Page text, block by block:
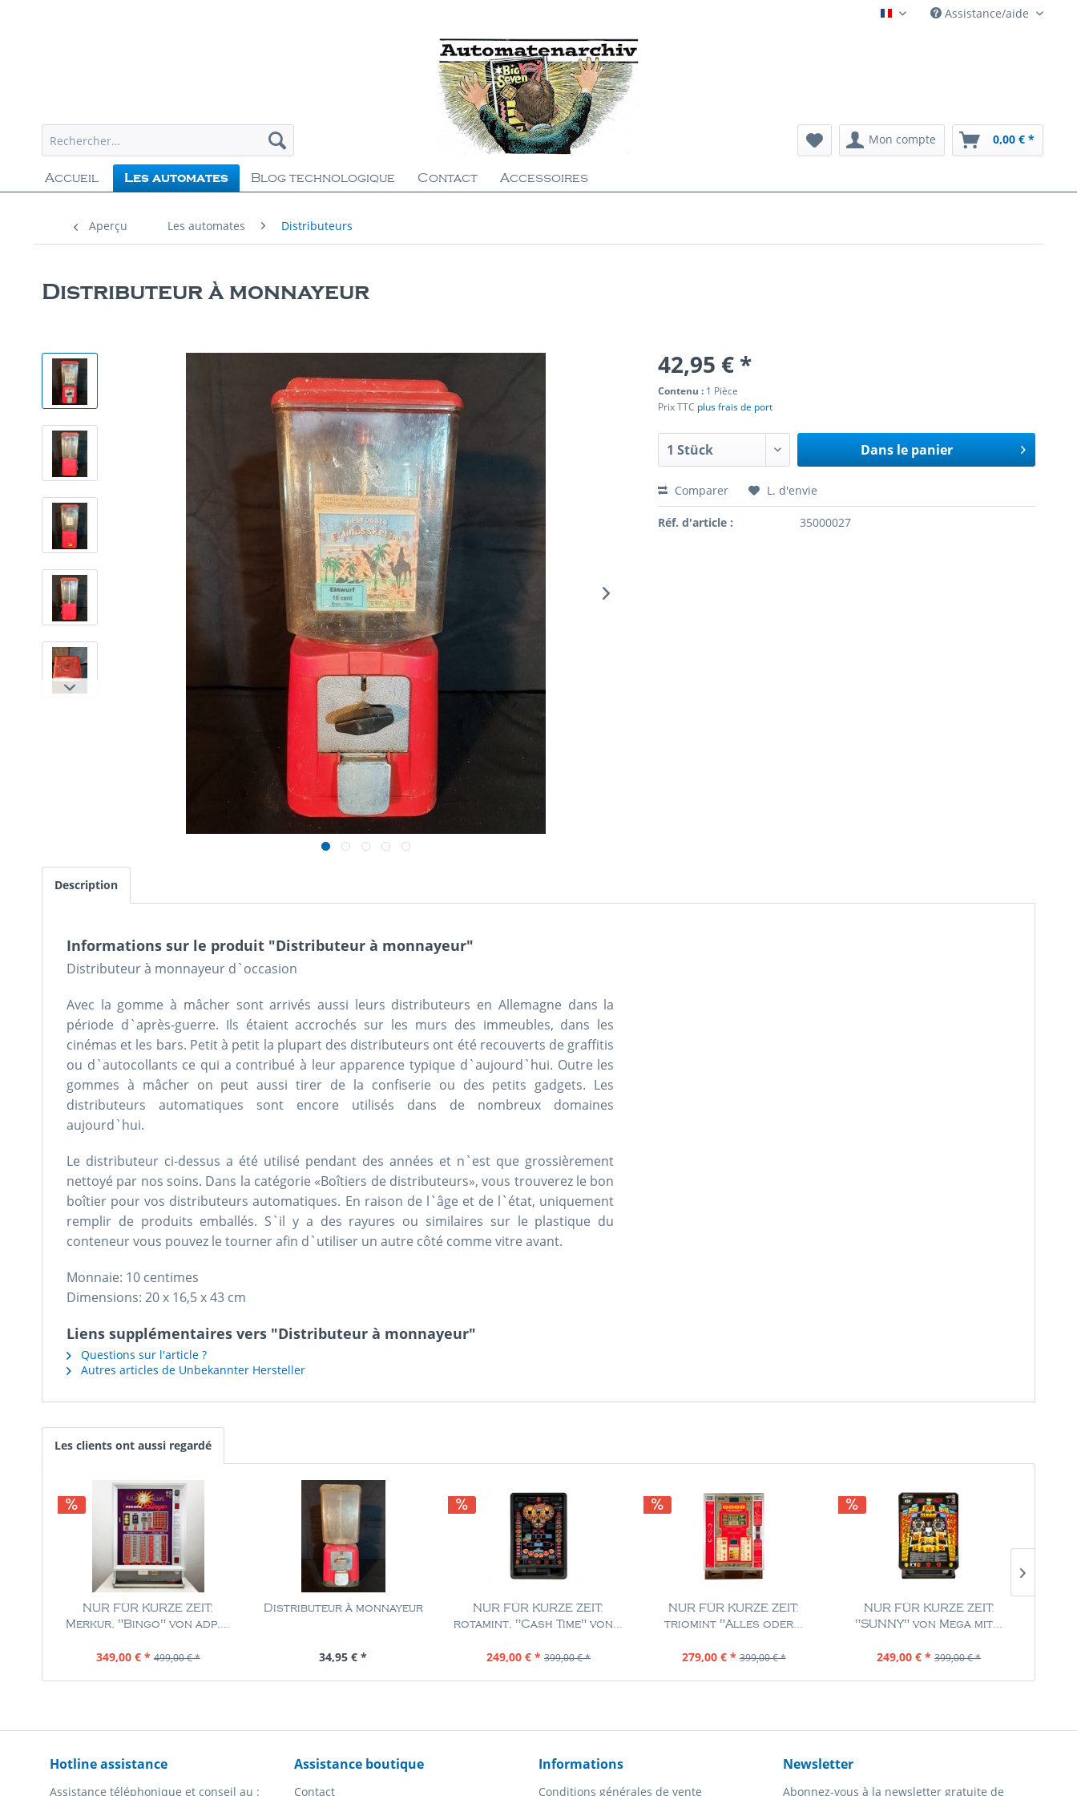
Automatenarchiv French
Assistance/aide
Mon compte 0,00 € *
Accueil Les automates Blog technologique Contact Accessoires
Aperçu Les automates Distributeurs
Distributeur à monnayeur
42,95 € *
Contenu : 1 Pièce
Prix TTC plus frais de port
Dans le panier
Comparer L. d'envie
Réf. d'article : 35000027
Description
Informations sur le produit "Distributeur à monnayeur"
Distributeur à monnayeur d`occasion
Avec la gomme à mâcher sont arrivés aussi leurs distributeurs en Allemagne dans la
période d`après-guerre. Ils étaient accrochés sur les murs des immeubles, dans les
cinémas et les bars. Petit à petit la plupart des distributeurs ont été recouverts de graffitis
ou d`autocollants ce qui a contribué à leur apparence typique d`aujourd`hui. Outre les
gommes à mâcher on peut aussi tirer de la confiserie ou des petits gadgets. Les
distributeurs automatiques sont encore utilisés dans de nombreux domaines
aujourd`hui.
Le distributeur ci-dessus a été utilisé pendant des années et n`est que grossièrement
nettoyé par nos soins. Dans la catégorie «Boîtiers de distributeurs», vous trouverez le bon
boîtier pour vos distributeurs automatiques. En raison de l`âge et de l`état, uniquement
remplir de produits emballés. S`il y a des rayures ou similaires sur le plastique du
conteneur vous pouvez le tourner afin d`utiliser un autre côté comme vitre avant.
Monnaie: 10 centimes
Dimensions: 20 x 16,5 x 43 cm
Liens supplémentaires vers "Distributeur à monnayeur"
Questions sur l'article ?
Autres articles de Unbekannter Hersteller
Les clients ont aussi regardé
NUR FÜR KURZE ZEIT:
Merkur, "Bingo" von adp,...
Contenu
349,00 € * 499,00 € *
Distributeur à monnayeur
Contenu 1 Pièce
34,95 € *
NUR FÜR KURZE ZEIT:
rotamint, "Cash Time" von...
Contenu
249,00 € * 399,00 € *
NUR FÜR KURZE ZEIT:
triomint "Alles oder...
Contenu
279,00 € * 399,00 € *
NUR FÜR KURZE ZEIT:
"SUNNY" von Mega mit...
Contenu
249,00 € * 399,00 € *
Hotline assistance
Assistance téléphonique et conseil au :
Assistance boutique
Contact
Informations
Conditions générales de vente
Newsletter
Abonnez-vous à la newsletter gratuite de